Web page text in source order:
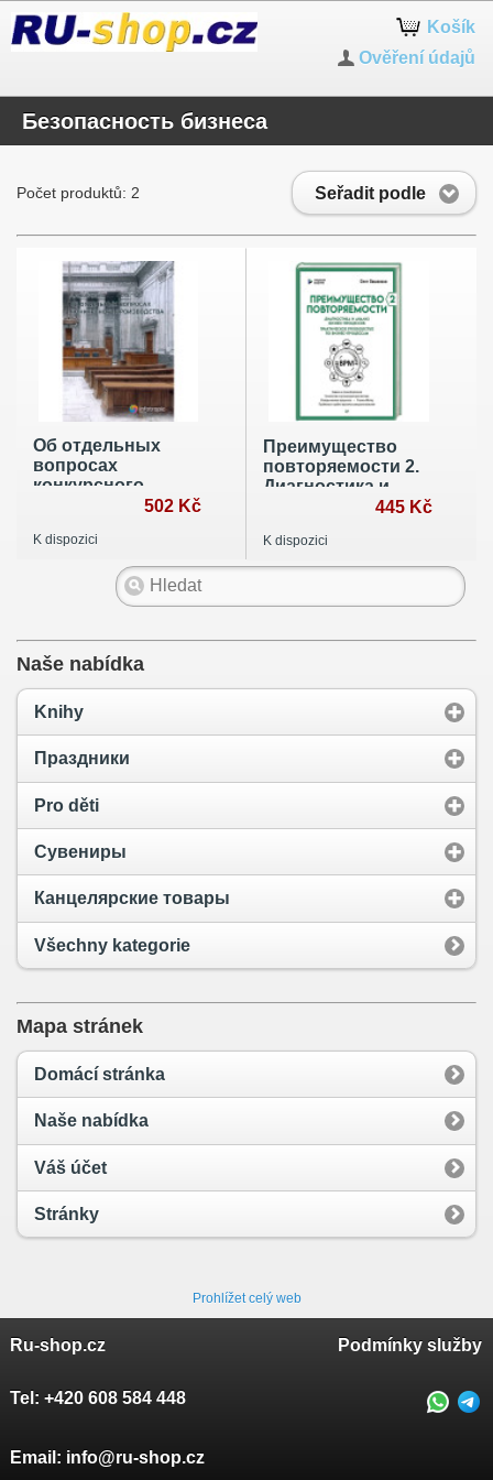
Košík
Ověření údajů
Безопасность бизнеса
Seřadit podle
Počet produktů: 2
Об отдельных
вопросах
конкурсного
производства502 Kč
K dispozici
Преимущество
повторяемости 2.
Диагностика и
анализ бизнес-
Практическое
руководство по
445 Kč
K dispozici
Naše nabídka
Knihy
Праздники
Pro děti
Сувениры
Канцелярские товары
Všechny kategorie
Mapa stránek
Domácí stránka
Naše nabídka
Váš účet
Stránky
Prohlížet celý web
Ru-shop.cz Podmínky služby
Tel: +420 608 584 448
Email: info@ru-shop.cz